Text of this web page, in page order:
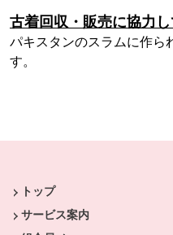
古着回収・販売に協力
パキスタンのスラムに作ら
す。
トップ
サービス案内